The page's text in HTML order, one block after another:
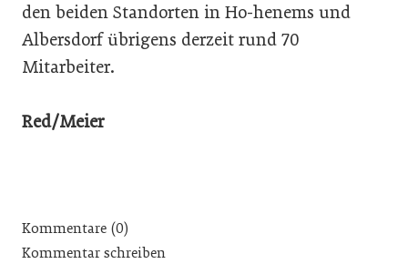
den beiden Standorten in Ho-henems und
Albersdorf übrigens derzeit rund 70
Mitarbeiter.
Red/Meier
Kommentare (0)
Kommentar schreiben